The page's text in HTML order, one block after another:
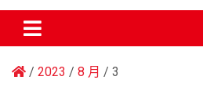
2023 8 月 3